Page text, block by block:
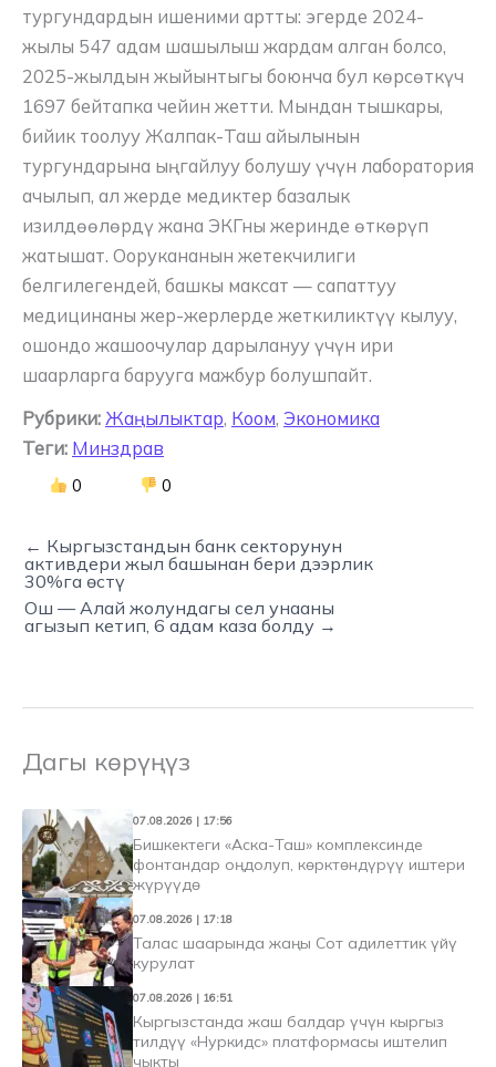
тургундардын ишеними артты: эгерде 2024-
жылы 547 адам шашылыш жардам алган болсо,
2025-жылдын жыйынтыгы боюнча бул көрсөткүч
1697 бейтапка чейин жетти. Мындан тышкары,
бийик тоолуу Жалпак-Таш айылынын
тургундарына ыңгайлуу болушу үчүн лаборатория
ачылып, ал жерде медиктер базалык
изилдөөлөрдү жана ЭКГны жеринде өткөрүп
жатышат. Оорукананын жетекчилиги
белгилегендей, башкы максат — сапаттуу
медицинаны жер-жерлерде жеткиликтүү кылуу,
ошондо жашоочулар дарылануу үчүн ири
шаарларга барууга мажбур болушпайт.
Рубрики: Жаңылыктар, Коом, Экономика
Теги: Минздрав
0 0
← Кыргызстандын банк секторунун
активдери жыл башынан бери дээрлик
30%га өстү
Ош — Алай жолундагы сел унааны
агызып кетип, 6 адам каза болду →
Дагы көрүңүз
07.08.2026 | 17:56
Бишкектеги «Аска-Таш» комплексинде
фонтандар оңдолуп, көрктөндүрүү иштери
жүрүүдө
07.08.2026 | 17:18
Талас шаарында жаңы Сот адилеттик үйү
курулат
07.08.2026 | 16:51
Кыргызстанда жаш балдар үчүн кыргыз
тилдүү «Нуркидс» платформасы иштелип
чыкты